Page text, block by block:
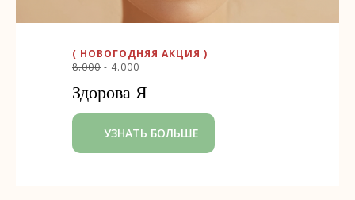
( НОВОГОДНЯЯ АКЦИЯ )
8.000 - 4.000
Здорова Я
УЗНАТЬ БОЛЬШЕ